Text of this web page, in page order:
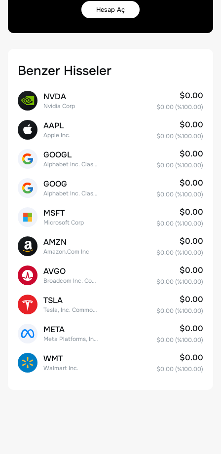
Hesap Aç
Benzer Hisseler
NVDA
Nvidia Corp
$0.00
$0.00 (%100.00)
AAPL
Apple Inc.
$0.00
$0.00 (%100.00)
GOOGL
Alphabet Inc. Class A Common Stock
$0.00
$0.00 (%100.00)
GOOG
Alphabet Inc. Class C Capital Stock
$0.00
$0.00 (%100.00)
MSFT
Microsoft Corp
$0.00
$0.00 (%100.00)
AMZN
Amazon.Com Inc
$0.00
$0.00 (%100.00)
AVGO
Broadcom Inc. Common Stock
$0.00
$0.00 (%100.00)
TSLA
Tesla, Inc. Common Stock
$0.00
$0.00 (%100.00)
META
Meta Platforms, Inc. Class A Common Stock
$0.00
$0.00 (%100.00)
WMT
Walmart Inc.
$0.00
$0.00 (%100.00)